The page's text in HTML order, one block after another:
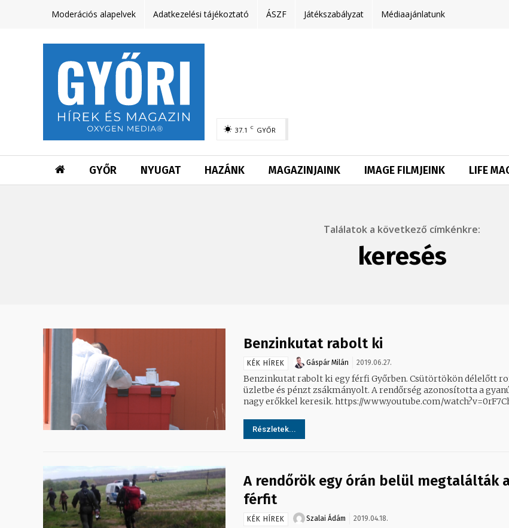
Moderációs alapelvek Adatkezelési tájékoztató ÁSZF Játékszabályzat Médiaajánlatunk
37.1 C GYŐR
GYŐR NYUGAT HAZÁNK MAGAZINJAINK IMAGE FILMJEINK LIFE
Találatok a következő címkénkre:
keresés
Benzinkutat rabolt ki
KÉK HÍREK Gáspár Milán 2019.06.27.
Benzinkutat rabolt ki egy férfi Győrben. Csütörtökön délelőtt
üzletbe és pénzt zsákmányolt. A rendőrség azonosította a
nagy erőkkel keresik. https://www.youtube.com/
Részletek...
A rendőrök egy órán belül megtalálták
férfit
KÉK HÍREK Szalai Ádám 2019.04.18.